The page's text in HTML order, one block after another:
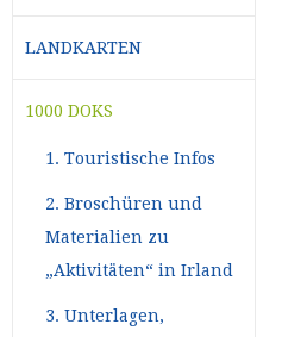
LANDKARTEN
1000 DOKS
1. Touristische Infos
2. Broschüren und
Materialien zu
„Aktivitäten“ in Irland
3. Unterlagen,